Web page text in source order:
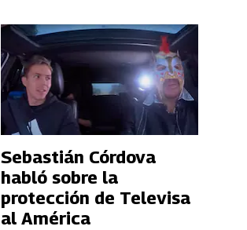
Sebastián Córdova
habló sobre la
protección de Televisa
al América